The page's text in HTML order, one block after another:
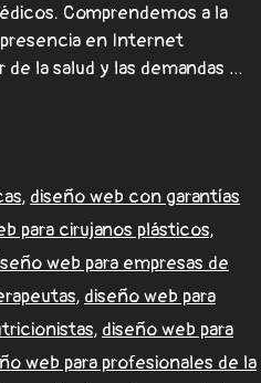
Comprendemos a la
en Internet
la salud y las demandas …
, diseño web con garantías
para cirujanos plásticos,
web para empresas de
, diseño web para
, diseño web para
web para profesionales de la